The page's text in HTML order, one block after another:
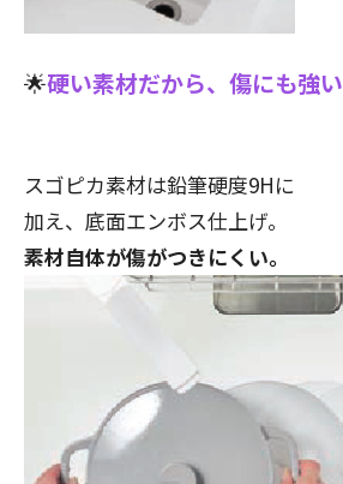
🌟硬い素材だから、傷にも強い
スゴピカ素材は鉛筆硬度9Hに
加え、底面エンボス仕上げ。
素材自体が傷がつきにくい。